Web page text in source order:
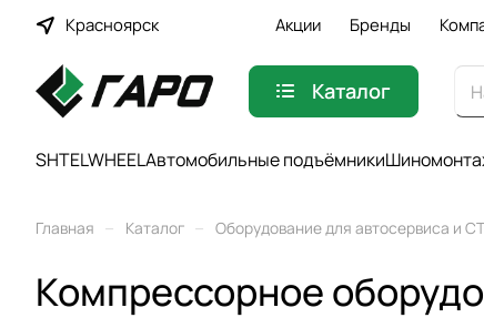
Красноярск Акции Бренды
Каталог
SHTELWHEELАвтомобильные подъёмники
Главная – Каталог – Оборудование для автосервиса и
Компрессорное